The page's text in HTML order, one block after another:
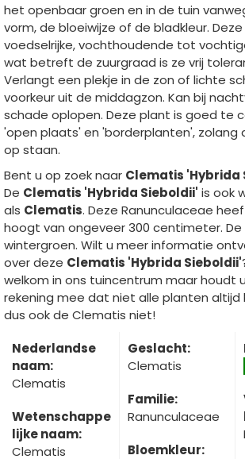
het openbaar groen en in de tuin
vorm, de bloeiwijze of de bladkleur.
voedselrijke, vochthoudende tot
wat betreft de zuurgraad is ze vrij
Verlangt een plekje in de zon of lichte
voorkeur uit de middagzon. Kan bij
schade oplopen. Deze plant is goed te
'open plaats' en 'borderplanten', zolang
op staan.
Bent u op zoek naar Clematis 'Hybrida
De Clematis 'Hybrida Sieboldii' is ook
als Clematis. Deze Ranunculaceae
hoogt van ongeveer 300 centimeter. De
wintergroen. Wilt u meer informatie
over deze Clematis 'Hybrida Sieboldii'
welkom in ons tuincentrum maar houdt
rekening mee dat niet alle planten altijd
dus ook de Clematis niet!
Nederlandse
naam:
Clematis
Wetenschappe
lijke naam:
Clematis
Geslacht:
Clematis
Familie:
Ranunculaceae
Bloemkleur: